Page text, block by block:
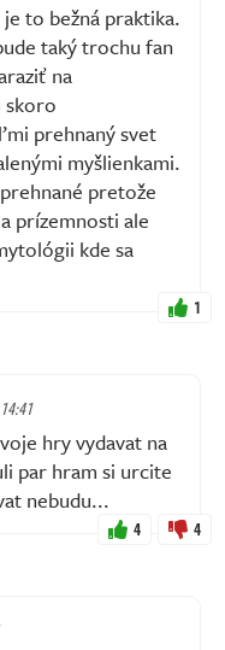
to bežná praktika.
taký trochu fan
na
skoro
prehnaný svet
myšlienkami.
pretože
prízemnosti ale
kde sa
1
hry vydavat na
par hram si urcite
nebudu...
4 4